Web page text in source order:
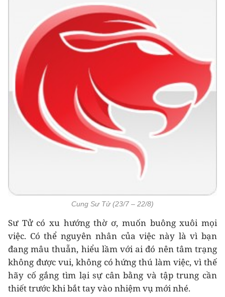
Cung Sư Tử (23/7 – 22/8)
Sư Tử có xu hướng thờ ơ, muốn buông xuôi mọi
việc. Có thể nguyên nhân của việc này là vì bạn
đang mâu thuẫn, hiểu lầm với ai đó nên tâm trạng
không được vui, không có hứng thú làm việc, vì thế
hãy cố gắng tìm lại sự cân bằng và tập trung cần
thiết trước khi bắt tay vào nhiệm vụ mới nhé.